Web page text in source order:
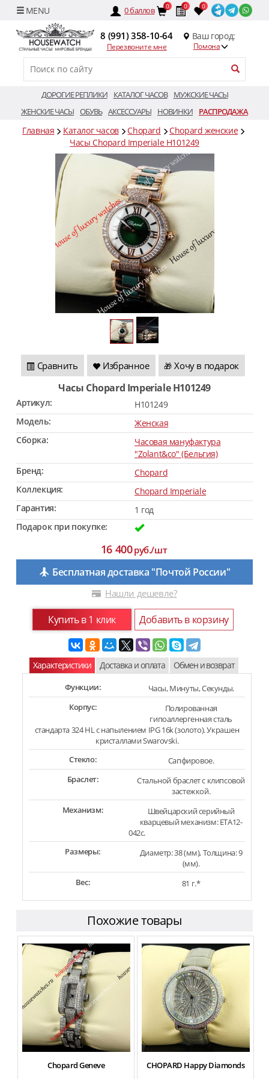
0баллов 0 0 0
8 (991) 358-10-64
Перезвоните мне
Ваш город:
Помона
ДОРОГИЕ РЕПЛИКИ КАТАЛОГ ЧАСОВ
МУЖСКИЕ ЧАСЫ
ЖЕНСКИЕ ЧАСЫ ОБУВЬ АКСЕССУАРЫ НОВИНКИ РАСПРОДАЖА
Главная Каталог часов Chopard
Chopard женские
Часы Chopard Imperiale H101249
Сравнить Избранное 🎁 Хочу в подарок
Часы Chopard Imperiale H101249
Артикул:
H101249
Модель:
Женская
Сборка:
Часовая мануфактура
"Zolant&co" (Бельгия)
Бренд:
Chopard
Коллекция:
Chopard Imperiale
Гарантия:
1 год
Подарок при покупке:
16 400руб./шт
Бесплатная доставка "Почтой России"
Нашли дешевле?
Купить в 1 клик Добавить в корзину
Характеристики Доставка и оплата Обмен и возврат
Функции:
Часы, Минуты, Секунды.
Корпус:
Полированная
гипоаллергенная сталь
стандарта 324 HL с напылением IPG 16k (золото). Украшен
кристаллами Swarovski.
Стекло:
Сапфировое.
Браслет:
Стальной браслет с клипсовой
застежкой.
Механизм:
Швейцарский серийный
кварцевый механизм: ETA12-
042c.
Размеры:
Диаметр: 38 (мм), Толщина: 9
(мм).
Вес:
81 г.*
Похожие товары
Chopard Geneve CHOPARD Happy Diamonds